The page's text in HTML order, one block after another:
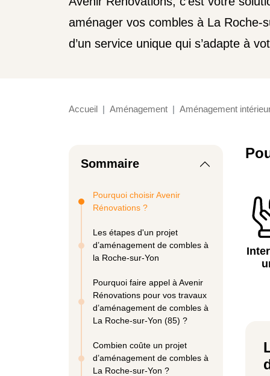
aménager vos combles à La Roche-
d’un service unique qui s’adapte à
Accueil Aménagement Aménagement
Sommaire
Pourquoi choisir Avenir
Rénovations ?
Les étapes d'un projet
d’aménagement de combles à
la Roche-sur-Yon
Pourquoi faire appel à Avenir
Rénovations pour vos travaux
d’aménagement de combles à
La Roche-sur-Yon (85) ?
Combien coûte un projet
d’aménagement de combles à
La Roche-sur-Yon ?